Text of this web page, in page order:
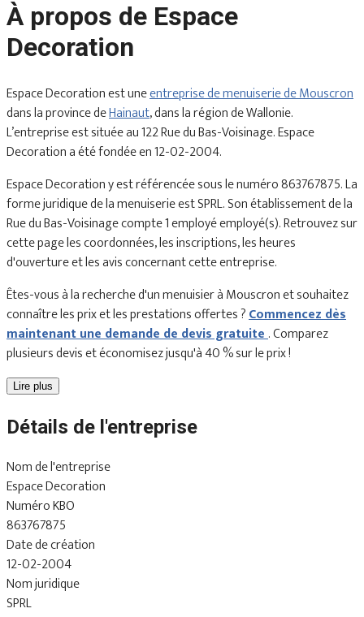
À propos de Espace
Decoration
Espace Decoration est uneentreprise de menuiserie de Mouscron
dans la province deHainaut, dans la région de Wallonie.
L’entreprise est située au 122 Rue du Bas-Voisinage. Espace
Decoration a été fondée en 12-02-2004.
Espace Decoration y est référencée sous le numéro 863767875. La
forme juridique de la menuiserie est SPRL. Son établissement de la
Rue du Bas-Voisinage compte 1 employé employé(s). Retrouvez sur
cette page les coordonnées, les inscriptions, les heures
d'ouverture et les avis concernant cette entreprise.
Êtes-vous à la recherche d'un menuisier à Mouscron et souhaitez
connaître les prix et les prestations offertes ?Commencez dès
maintenant une demande de devis gratuite. Comparez
plusieurs devis et économisez jusqu'à 40 % sur le prix !
Lire plus
Détails de l'entreprise
Nom de l'entreprise
Espace Decoration
Numéro KBO
863767875
Date de création
12-02-2004
Nom juridique
SPRL